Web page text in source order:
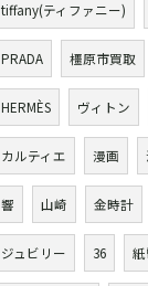
tiffany(ティファニー)
PRADA 橿原市買取
HERMÈS ヴィトン
カルティエ 漫画
響 山崎 金時計
ジュビリー 36 紙